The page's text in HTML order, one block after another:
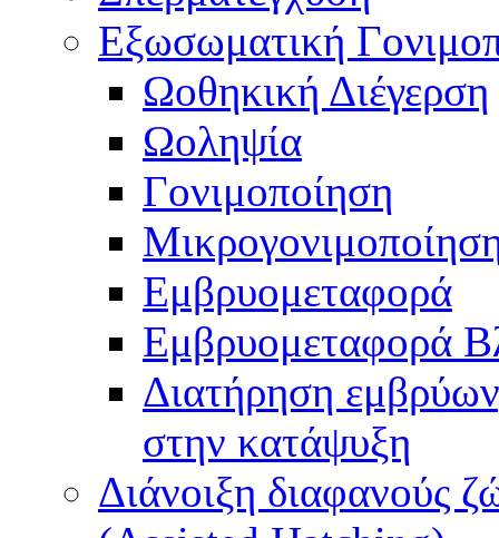
Εξωσωματική
Ωοθηκική Διέγερση
Ωοληψία
Γονιμοποίηση
Εμβρυομεταφορά
Εμβρυομεταφορά
Διατήρηση
στην κατάψυξη
Διάνοιξη διαφανούς